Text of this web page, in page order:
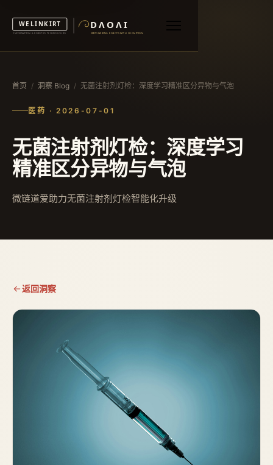
首页 / 洞察 Blog / 无菌注射剂灯检：深度学习精准区分异物与气泡
医药 · 2026-07-01
无菌注射剂灯检：深度学习
精准区分异物与气泡
微链道爱助力无菌注射剂灯检智能化升级
返回洞察